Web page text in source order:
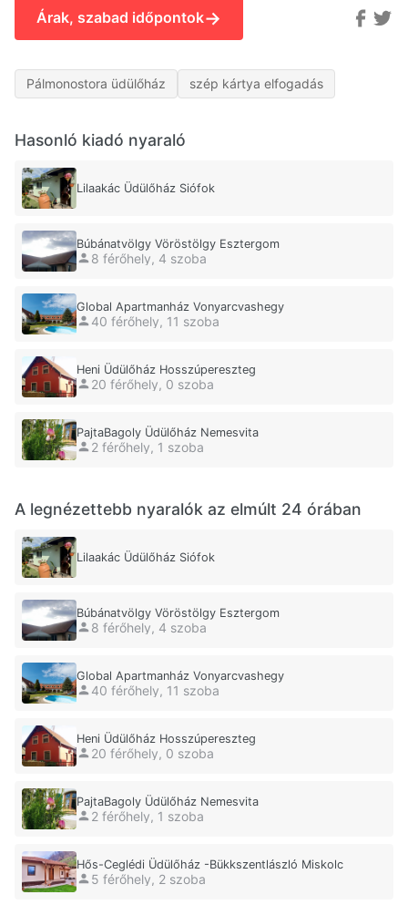
Árak, szabad időpontok→
Pálmonostora üdülőház szép kártya elfogadás
Hasonló kiadó nyaraló
Lilaakác Üdülőház Siófok
Búbánatvölgy Vöröstölgy Esztergom
8 férőhely, 4 szoba
Global Apartmanház Vonyarcvashegy
40 férőhely, 11 szoba
Heni Üdülőház Hosszúpereszteg
20 férőhely, 0 szoba
PajtaBagoly Üdülőház Nemesvita
2 férőhely, 1 szoba
A legnézettebb nyaralók az elmúlt 24 órában
Lilaakác Üdülőház Siófok
Búbánatvölgy Vöröstölgy Esztergom
8 férőhely, 4 szoba
Global Apartmanház Vonyarcvashegy
40 férőhely, 11 szoba
Heni Üdülőház Hosszúpereszteg
20 férőhely, 0 szoba
PajtaBagoly Üdülőház Nemesvita
2 férőhely, 1 szoba
Hős-Ceglédi Üdülőház -Bükkszentlászló Miskolc
5 férőhely, 2 szoba